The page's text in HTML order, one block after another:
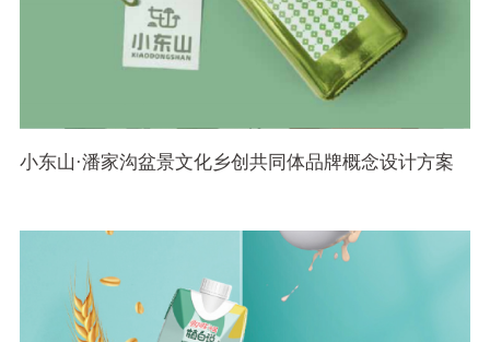
小东山·潘家沟盆景文化乡创共同体品牌概念设计方案